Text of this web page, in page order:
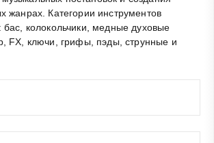
жанрах. Категории инструментов
бас, колокольчики, медные духовые
FX, ключи, грифы, пэды, струнные и